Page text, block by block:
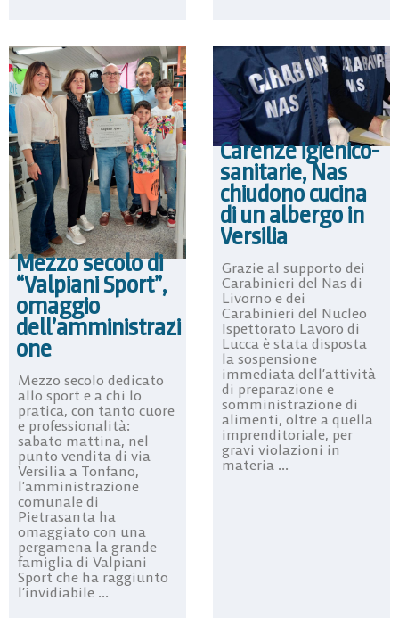
Mezzo secolo di
“Valpiani Sport”,
omaggio
dell’amministrazi
one
Mezzo secolo dedicato
allo sport e a chi lo
pratica, con tanto cuore
e professionalità:
sabato mattina, nel
punto vendita di via
Versilia a Tonfano,
l’amministrazione
comunale di
Pietrasanta ha
omaggiato con una
pergamena la grande
famiglia di Valpiani
Sport che ha raggiunto
l’invidiabile ...
Carenze igienico-
sanitarie, Nas
chiudono cucina
di un albergo in
Versilia
Grazie al supporto dei
Carabinieri del Nas di
Livorno e dei
Carabinieri del Nucleo
Ispettorato Lavoro di
Lucca è stata disposta
la sospensione
immediata dell’attività
di preparazione e
somministrazione di
alimenti, oltre a quella
imprenditoriale, per
gravi violazioni in
materia ...